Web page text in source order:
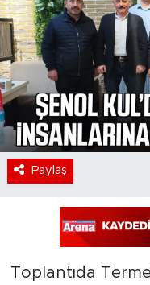
Paylaş
Toplantıda